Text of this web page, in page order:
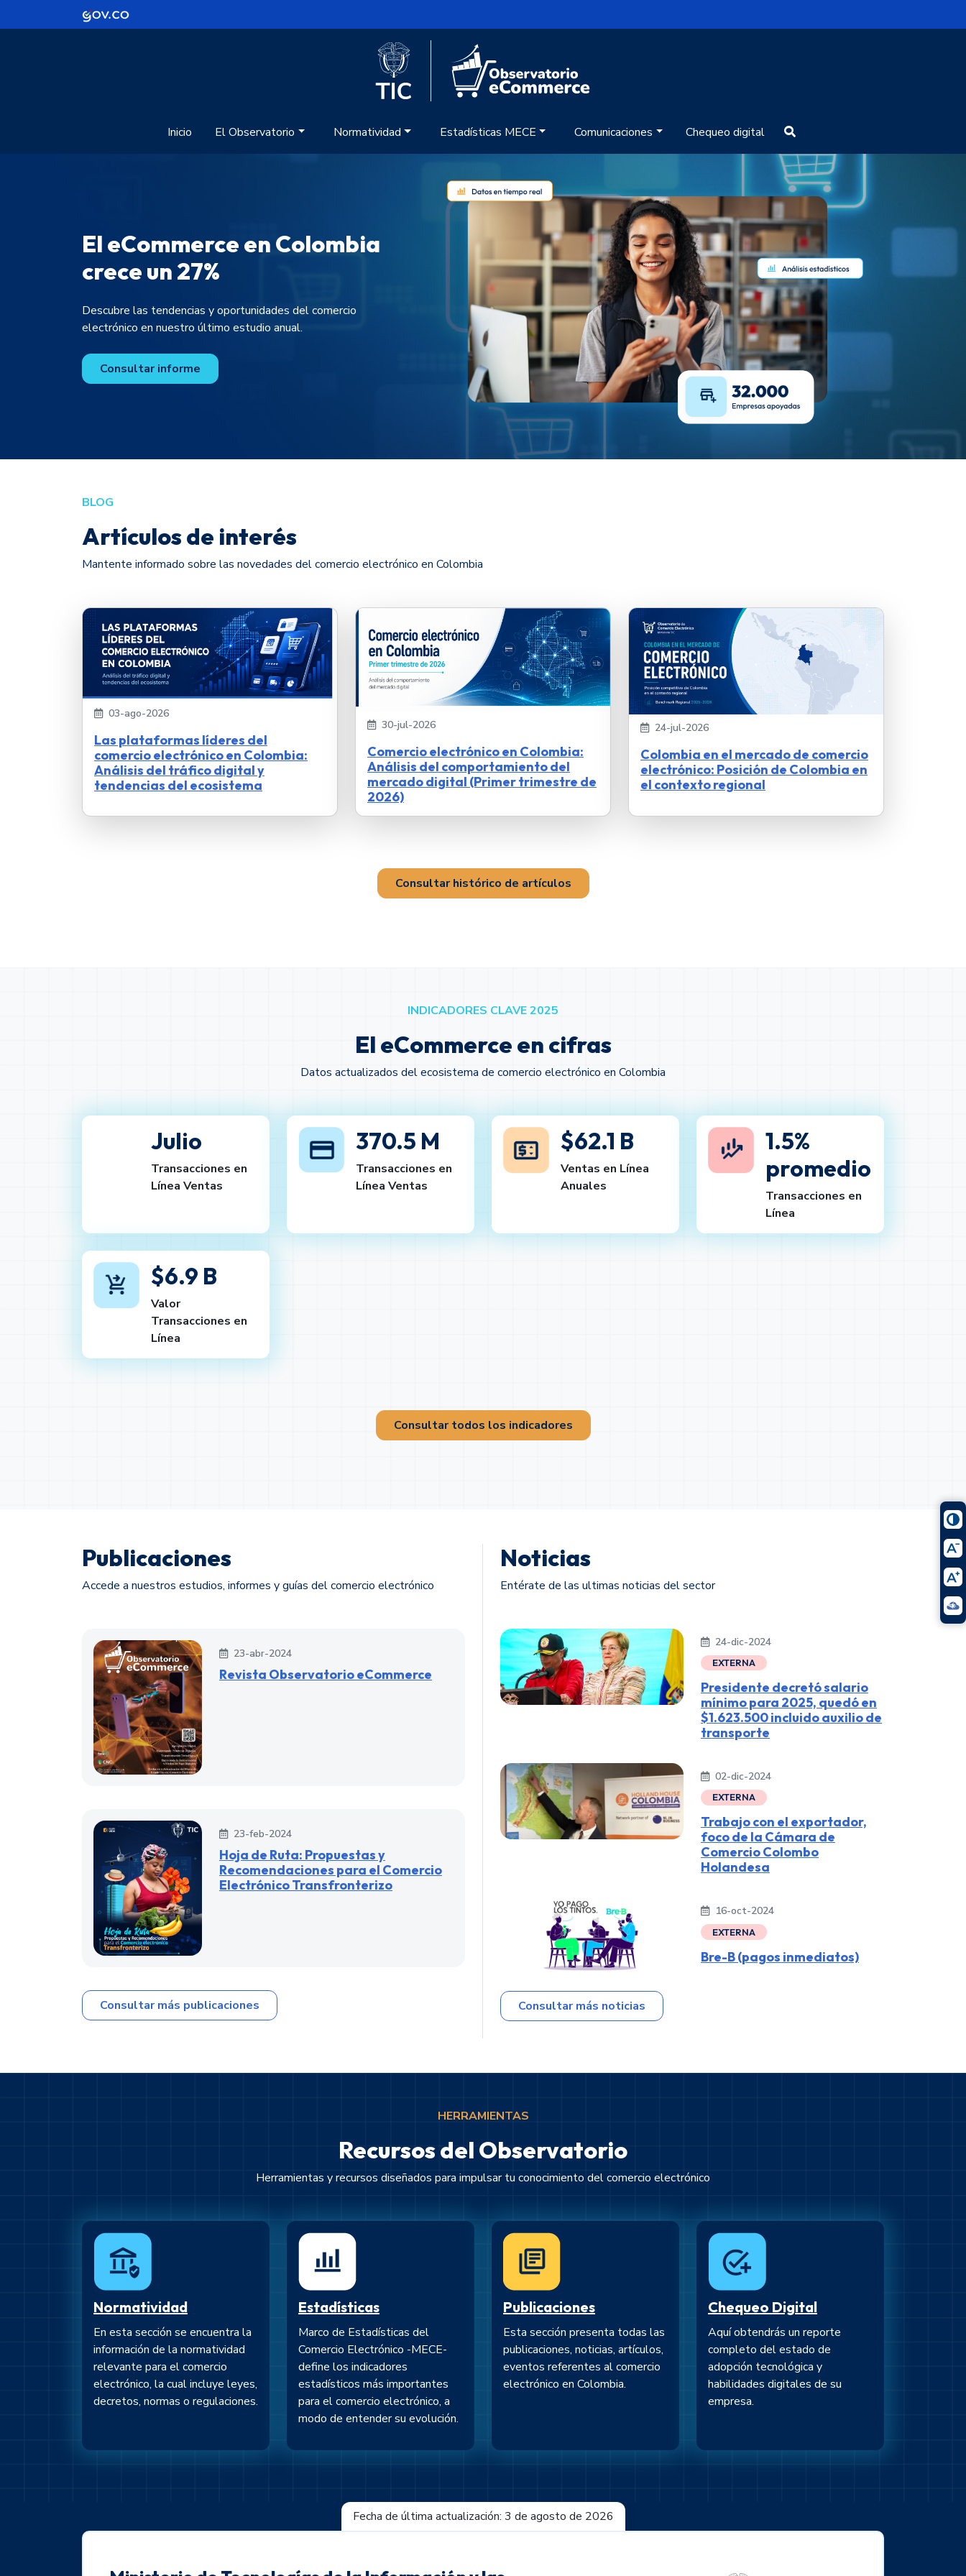
Logo Gobierno de Colombia
Logo del Ministerio TIC
Inicio El Observatorio Normatividad Estadísticas MECE Comunicaciones Chequeo digital
El eCommerce en Colombia
crece un 27%
Descubre las tendencias y oportunidades del comercio
electrónico en nuestro último estudio anual.
Consultar informe
BLOG
Artículos de interés
Mantente informado sobre las novedades del comercio electrónico en Colombia
03-ago-2026
Las plataformas líderes del
comercio electrónico en Colombia:
Análisis del tráfico digital y
tendencias del ecosistema
30-jul-2026
Comercio electrónico en Colombia:
Análisis del comportamiento del
mercado digital (Primer trimestre de
2026)
24-jul-2026
Colombia en el mercado de comercio
electrónico: Posición de Colombia en
el contexto regional
Consultar histórico de artículos
INDICADORES CLAVE 2025
El eCommerce en cifras
Datos actualizados del ecosistema de comercio electrónico en Colombia
Julio
Transacciones en
Línea Ventas
370.5 M
Transacciones en
Línea Ventas
$62.1 B
Ventas en Línea
Anuales
1.5%
promedio
Transacciones en
Línea
$6.9 B
Valor
Transacciones en
Línea
Consultar todos los indicadores
Publicaciones
Accede a nuestros estudios, informes y guías del comercio electrónico
23-abr-2024
Revista Observatorio eCommerce
23-feb-2024
Hoja de Ruta: Propuestas y
Recomendaciones para el Comercio
Electrónico Transfronterizo
Consultar más publicaciones
Noticias
Entérate de las ultimas noticias del sector
24-dic-2024
Presidente decretó salario
mínimo para 2025, quedó en
$1.623.500 incluido auxilio de
transporte
02-dic-2024
Trabajo con el exportador,
foco de la Cámara de
Comercio Colombo
Holandesa
16-oct-2024
Bre-B (pagos inmediatos)
Consultar más noticias
HERRAMIENTAS
Recursos del Observatorio
Herramientas y recursos diseñados para impulsar tu conocimiento del comercio electrónico
Normatividad
En esta sección se encuentra la
información de la normatividad
relevante para el comercio
electrónico, la cual incluye leyes,
decretos, normas o regulaciones.
Estadísticas
Marco de Estadísticas del
Comercio Electrónico -MECE-
define los indicadores
estadísticos más importantes
para el comercio electrónico, a
modo de entender su evolución.
Publicaciones
Esta sección presenta todas las
publicaciones, noticias, artículos,
eventos referentes al comercio
electrónico en Colombia.
Chequeo Digital
Aquí obtendrás un reporte
completo del estado de
adopción tecnológica y
habilidades digitales de su
empresa.
Fecha de última actualización: 3 de agosto de 2026